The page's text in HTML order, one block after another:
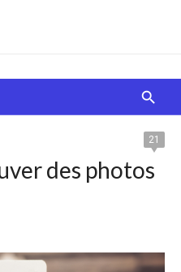
boîte de chocolats… On
on va tomber !
21
des photos